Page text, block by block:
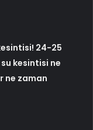
24-25
su kesintisi ne
ne zaman